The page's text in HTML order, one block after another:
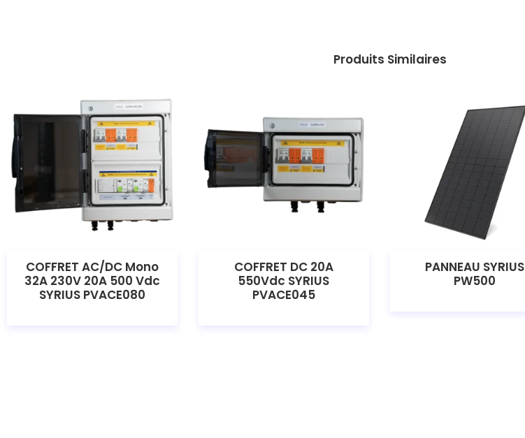
Produits Similaires
COFFRET AC/DC Mono
32A 230V 20A 500 Vdc
SYRIUS PVACE080
COFFRET DC 20A
550Vdc SYRIUS
PVACE045
PANNEAU SYRIUS
PW500